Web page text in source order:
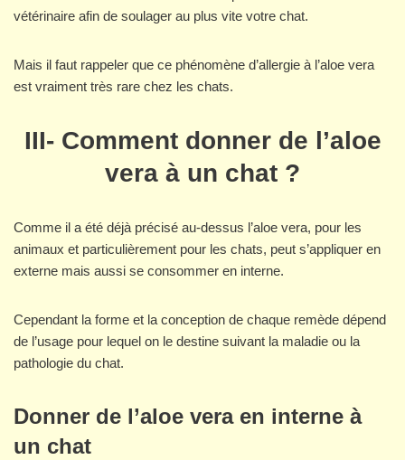
vétérinaire afin de soulager au plus vite votre chat.
Mais il faut rappeler que ce phénomène d’allergie à l’aloe vera
est vraiment très rare chez les chats.
III- Comment donner de l’aloe
vera à un chat ?
Comme il a été déjà précisé au-dessus l’aloe vera, pour les
animaux et particulièrement pour les chats, peut s’appliquer en
externe mais aussi se consommer en interne.
Cependant la forme et la conception de chaque remède dépend
de l’usage pour lequel on le destine suivant la maladie ou la
pathologie du chat.
Donner de l’aloe vera en interne à
un chat